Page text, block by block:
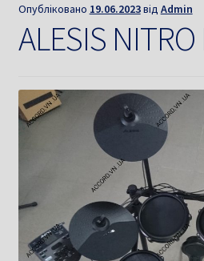
Салон-магазин
Опубліковано 19.06.2023від Admin
ALESIS